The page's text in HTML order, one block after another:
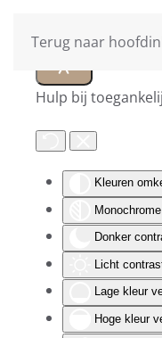
Hulp bij
Kleuren
Monochrome
Donker
Licht
Lage kleur
Hoge kleur
Terug naar